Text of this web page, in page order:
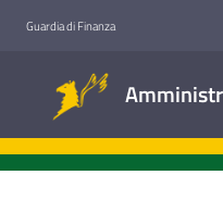
Guardia di Finanza